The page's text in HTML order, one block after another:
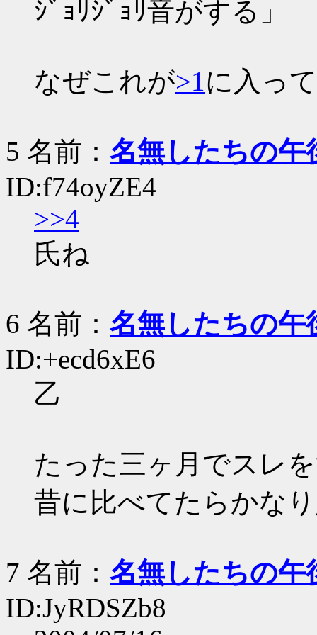
ｼﾞｮﾘｼﾞｮﾘ音がする」
なぜこれが>1に入っ
5 名前： 名無したちの午
ID:f74oyZE4
>>4
氏ね
6 名前： 名無したちの午
ID:+ecd6xE6
乙
たった三ヶ月でスレ
昔に比べてたらかな
7 名前： 名無したちの午
ID:JyRDSZb8